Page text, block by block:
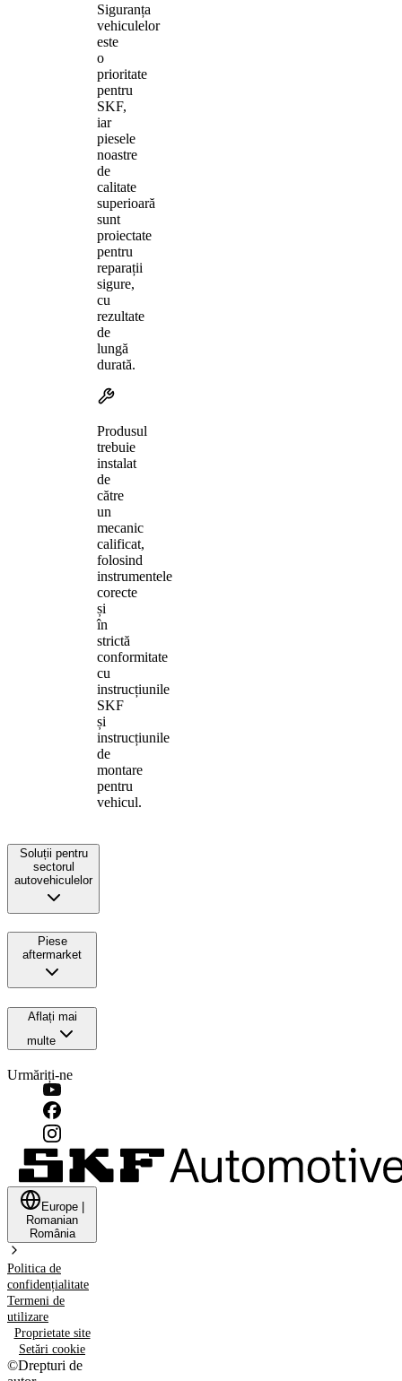
Siguranța
vehiculelor
este
o
prioritate
pentru
SKF,
iar
piesele
noastre
de
calitate
superioară
sunt
proiectate
pentru
reparații
sigure,
cu
rezultate
de
lungă
durată.
Produsul
trebuie
instalat
de
către
un
mecanic
calificat,
folosind
instrumentele
corecte
și
în
strictă
conformitate
cu
instrucțiunile
SKF
și
instrucțiunile
de
montare
pentru
vehicul.
Soluții pentru
sectorul
autovehiculelor
Piese
aftermarket
Aflați mai
multe
Urmăriți-ne
Europe
Romanian
România
Politica de
confidențialitate
Termeni de
utilizare
Proprietate site
Setări cookie
©Drepturi de